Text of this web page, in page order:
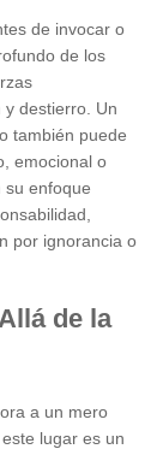
de invocar o
de los
y destierro. Un
también puede
emocional o
su enfoque
por ignorancia o
de la
a un mero
lugar es un